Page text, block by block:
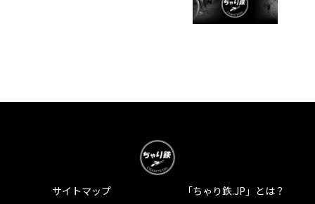
サイトマップ
「ちゃり鉄.JP」とは？